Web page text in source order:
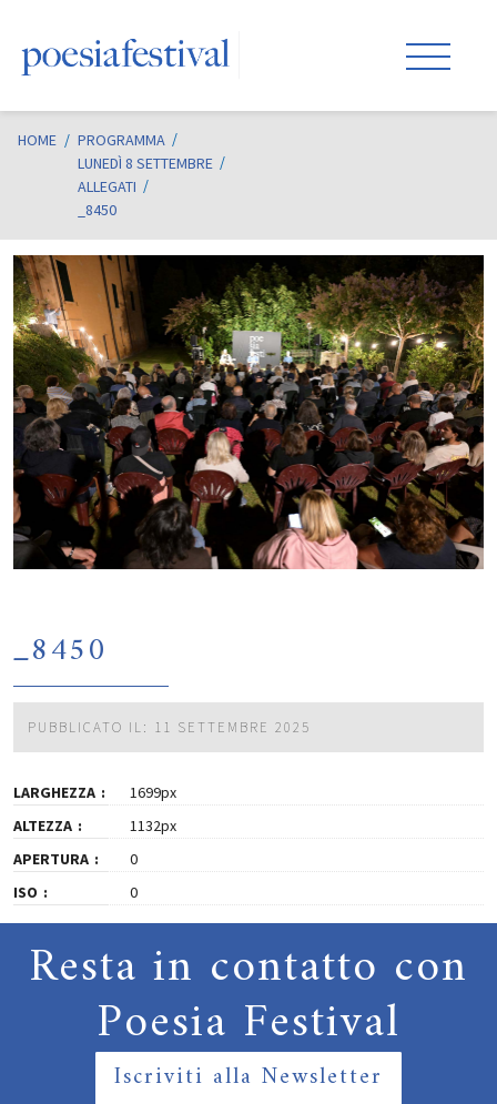
HOME / PROGRAMMA
LUNEDÌ 8 SETTEMBRE
ALLEGATI
_8450
_8450
PUBBLICATO IL: 11 SETTEMBRE 2025
LARGHEZZA
1699px
ALTEZZA
1132px
APERTURA
0
ISO
0
Resta in contatto con
Poesia Festival
Iscriviti alla Newsletter